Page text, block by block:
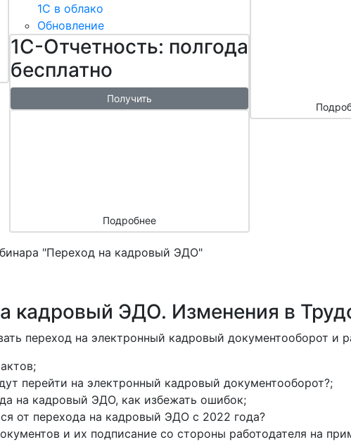
1С в облако
Обновление
1С-Отчетность: полгода
бесплатно
Получить
Подробнее
"Переход на кадровый ЭДО"
кадровый ЭДО. Изменения в
переход на электронный кадровый документооборот и
перейти на электронный кадровый документооборот?;
на кадровый ЭДО, как избежать ошибок;
от перехода на кадровый ЭДО с 2022 года?
и их подписание со стороны работодателя на